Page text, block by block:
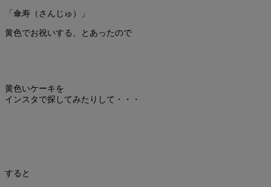
「傘寿（さんじゅ）」
黄色でお祝いする、とあったので
黄色いケーキを
インスタで探してみたりして・・・
すると